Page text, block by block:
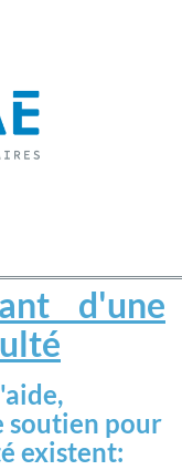
d'une
soutien pour
existent: